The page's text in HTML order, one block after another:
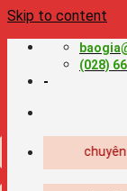
Skip to content
(028)
-
- in ấn chuyên